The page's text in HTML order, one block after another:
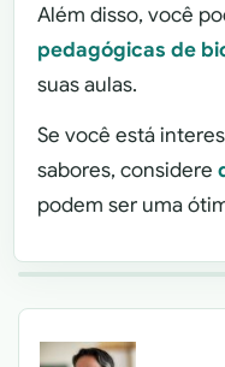
Além disso, você
pedagógicas de
suas aulas.
Se você está
sabores, considere
podem ser uma